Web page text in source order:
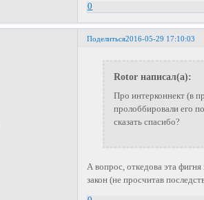
0
Поделиться2016-05-29 17:10:03
Rotor написал(а):
Про интерконнект (в
пролоббировали его
сказать спасибо?
А вопрос, откедова эта
закон (не просчитав